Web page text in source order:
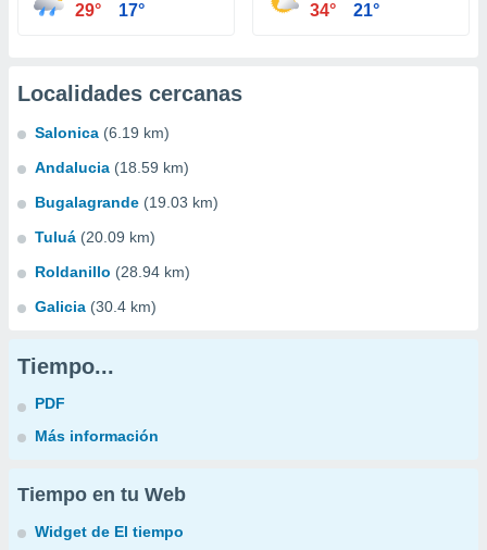
29° 17° 34° 21°
Localidades cercanas
Salonica (6.19 km)
Andalucia (18.59 km)
Bugalagrande (19.03 km)
Tuluá (20.09 km)
Roldanillo (28.94 km)
Galicia (30.4 km)
Tiempo...
PDF
Más información
Tiempo en tu Web
Widget de El tiempo